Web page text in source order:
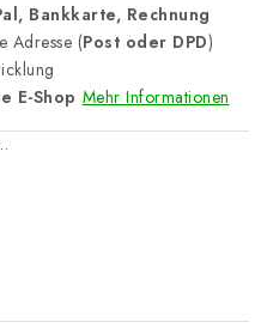
Bankkarte, Rechnung
Adresse (Post oder DPD)
E-Shop Mehr Informationen